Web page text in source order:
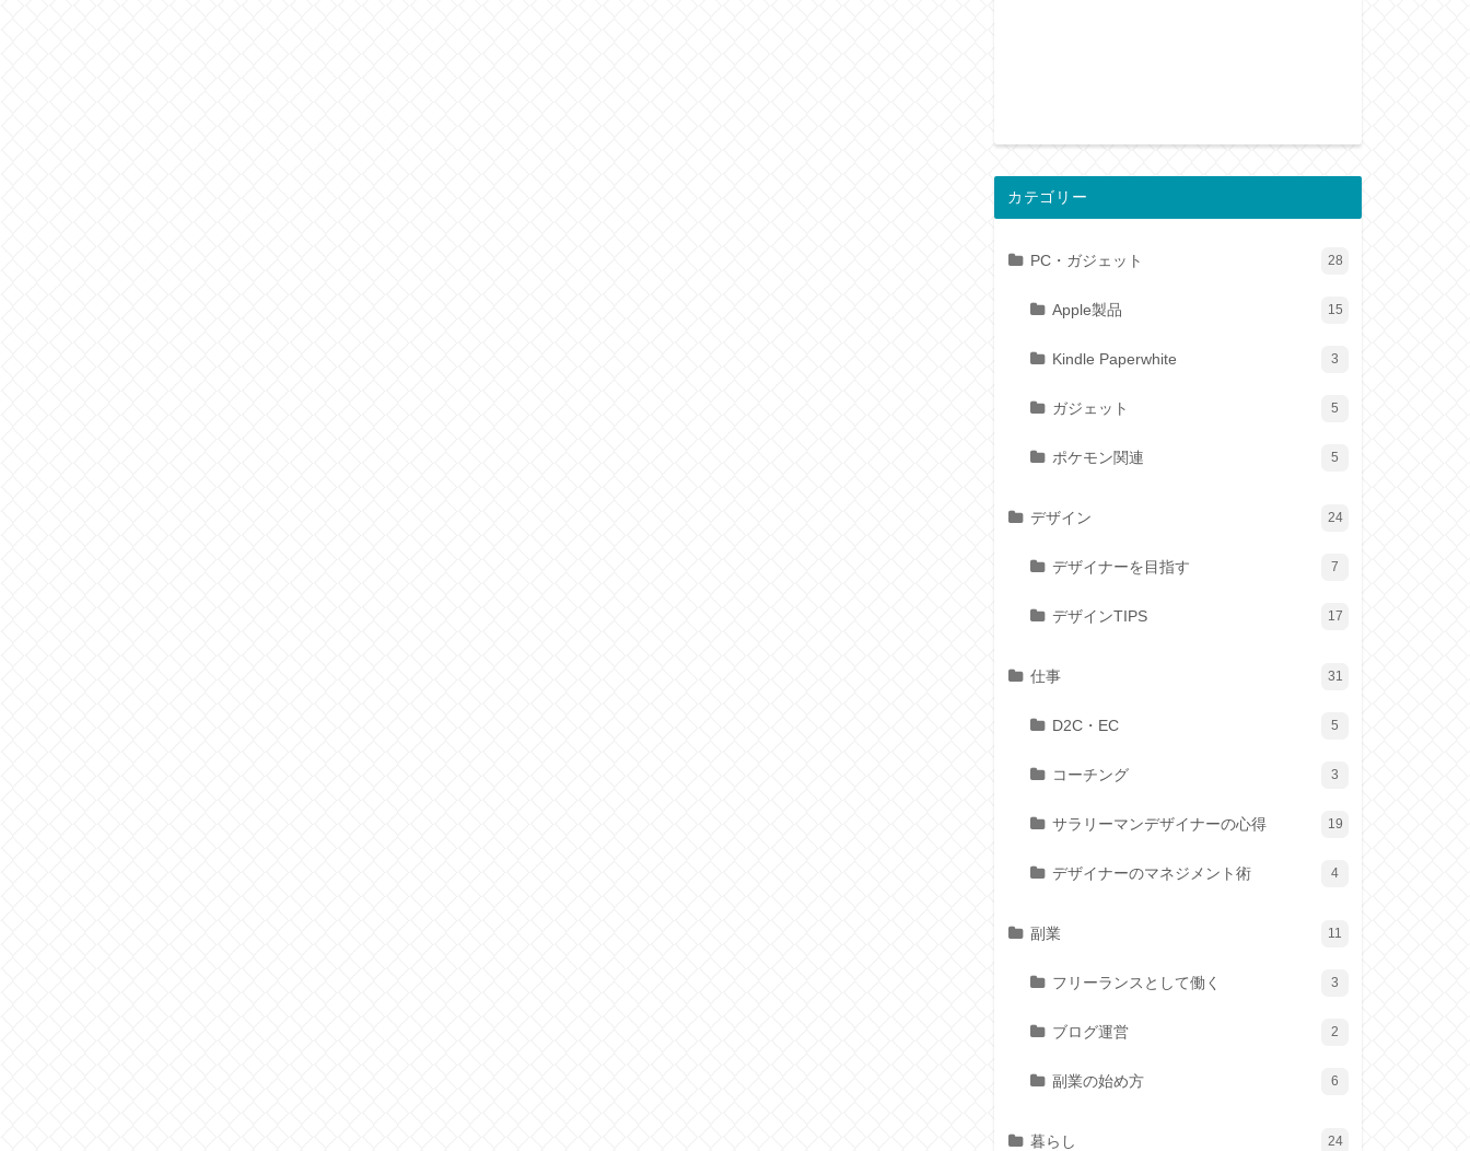
カテゴリー
PC・ガジェット 28
Apple製品 15
Kindle Paperwhite 3
ガジェット 5
ポケモン関連 5
デザイン 24
デザイナーを目指す 7
デザインTIPS 17
仕事 31
D2C・EC 5
コーチング 3
サラリーマンデザイナーの心得 19
デザイナーのマネジメント術 4
副業 11
フリーランスとして働く 3
ブログ運営 2
副業の始め方 6
暮らし 24